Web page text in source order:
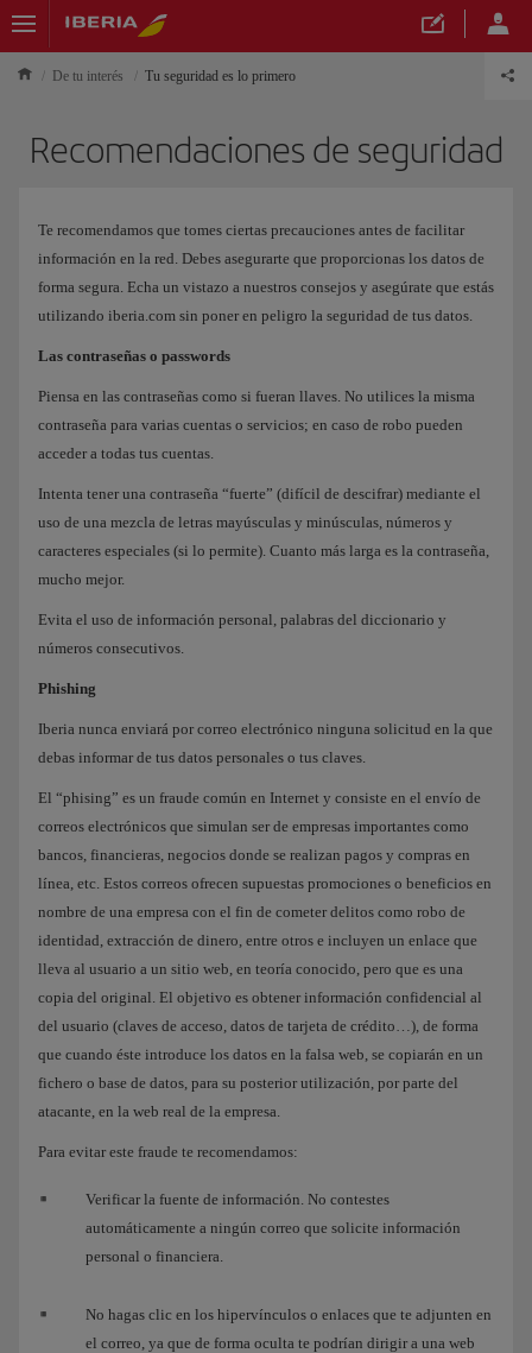
De tu interés Tu seguridad es lo primero
Recomendaciones de seguridad
Te recomendamos que tomes ciertas precauciones antes de facilitar
información en la red. Debes asegurarte que proporcionas los datos de
forma segura. Echa un vistazo a nuestros consejos y asegúrate que estás
utilizando iberia.com sin poner en peligro la seguridad de tus datos.
Las contraseñas o passwords
Piensa en las contraseñas como si fueran llaves. No utilices la misma
contraseña para varias cuentas o servicios; en caso de robo pueden
acceder a todas tus cuentas.
Intenta tener una contraseña “fuerte” (difícil de descifrar) mediante el
uso de una mezcla de letras mayúsculas y minúsculas, números y
caracteres especiales (si lo permite). Cuanto más larga es la contraseña,
mucho mejor.
Evita el uso de información personal, palabras del diccionario y
números consecutivos.
Phishing
Iberia nunca enviará por correo electrónico ninguna solicitud en la que
debas informar de tus datos personales o tus claves.
El “phising” es un fraude común en Internet y consiste en el envío de
correos electrónicos que simulan ser de empresas importantes como
bancos, financieras, negocios donde se realizan pagos y compras en
línea, etc. Estos correos ofrecen supuestas promociones o beneficios en
nombre de una empresa con el fin de cometer delitos como robo de
identidad, extracción de dinero, entre otros e incluyen un enlace que
lleva al usuario a un sitio web, en teoría conocido, pero que es una
copia del original. El objetivo es obtener información confidencial al
del usuario (claves de acceso, datos de tarjeta de crédito…), de forma
que cuando éste introduce los datos en la falsa web, se copiarán en un
fichero o base de datos, para su posterior utilización, por parte del
atacante, en la web real de la empresa.
Para evitar este fraude te recomendamos:
Verificar la fuente de información. No contestes
automáticamente a ningún correo que solicite información
personal o financiera.
No hagas clic en los hipervínculos o enlaces que te adjunten en
el correo, ya que de forma oculta te podrían dirigir a una web